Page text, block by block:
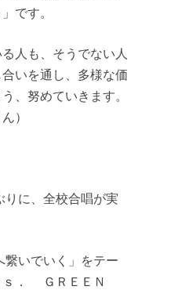
です。
人も、そうでない人
いを通し、多様な価
、努めていきます。
）
に、全校合唱が実
いでいく」をテー
ｓ． ＧＲＥＥＮ